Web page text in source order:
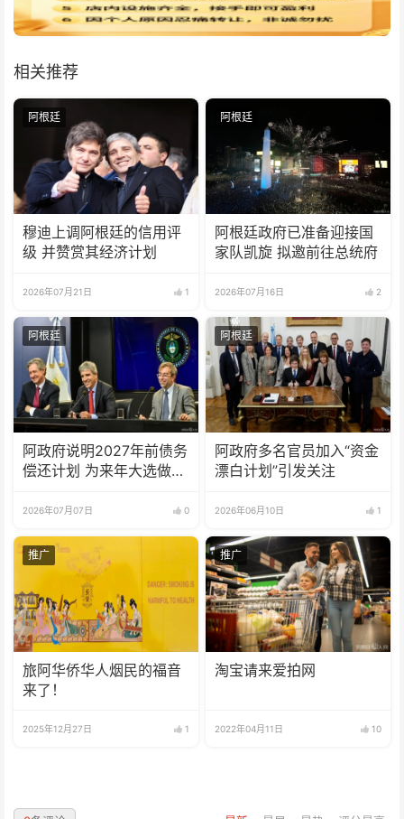
相关推荐
阿根廷
穆迪上调阿根廷的信用评
级 并赞赏其经济计划
2026年07月21日 1
阿根廷
阿根廷政府已准备迎接国
家队凯旋 拟邀前往总统府
2026年07月16日 2
阿根廷
阿政府说明2027年前债务
偿还计划 为来年大选做准
2026年07月07日 0
阿根廷
阿政府多名官员加入“资金
漂白计划”引发关注
2026年06月10日 1
推广
旅阿华侨华人烟民的福音
来了！
2025年12月27日 1
推广
淘宝请来爱拍网
2022年04月11日 10